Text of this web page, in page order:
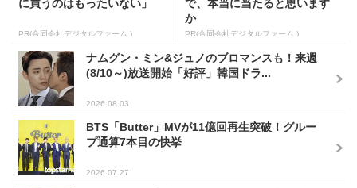
に買うのはもったいない」
PR(合同会社デジタルファーム )
で、本当に当たると思います
か
PR(合同会社デジタルファーム )
ナムグン・ミン&ジュノのブロマンスも！来週
(8/10～)放送開始「好評」韓国ドラ...
2026.08.03
BTS「Butter」MVが11億回再生突破！グルー
プ通算7本目の快挙
2026.07.27